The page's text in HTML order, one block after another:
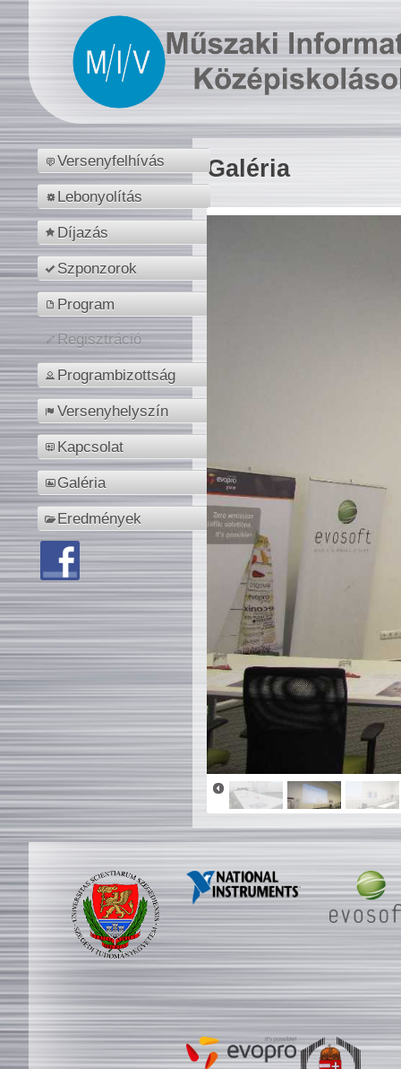
Versenyfelhívás
Lebonyolítás
Díjazás
Szponzorok
Program
Regisztráció
Programbizottság
Versenyhelyszín
Kapcsolat
Galéria
Eredmények
Galéria